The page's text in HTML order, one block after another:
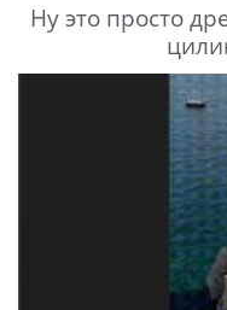
Ну это просто